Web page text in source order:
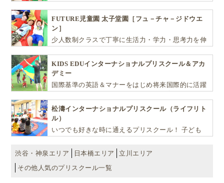
FUTURE児童園 太子堂園［フュ－チャ－ジドウエ
ン］
少人数制クラスで丁寧に生活力・学力・思考力を伸
KIDS EDUインターナショナルプリスクール＆アカ
デミー
国際基準の英語＆マナーをはじめ将来国際的に活躍
EDU（キッズ・エデュ）」は幼児から小学生まで一
貫して学べる充実のカリキュラムが魅力です
松濤インターナショナルプリスクール（ライフリト
ル）
いつでも好きな時に通えるプリスクール！ 子ども
自ら進んで学ぶこと、考える力を育みます
渋谷・神泉エリア 日本橋エリア
立川エリア
その他人気のプリスクール一覧